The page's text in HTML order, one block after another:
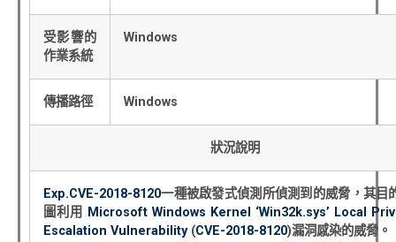
受影響的
作業系統
Windows
傳播路徑 Windows
狀況說明
Exp.CVE-2018-8120一種被啟發式偵測所偵測到的威脅，其目
圖利用
Microsoft Windows Kernel ‘Win32k.sys’ Local
Escalation Vulnerability (CVE-2018-8120)漏洞感染的威脅。